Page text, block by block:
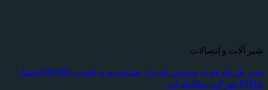
شیر آلات و اتصالات
شیر یک طرفه ی سوپاپی فنردار ضدضربه ی قوچی DIN 80 فشار
PN16 شرکت مکانیک آب